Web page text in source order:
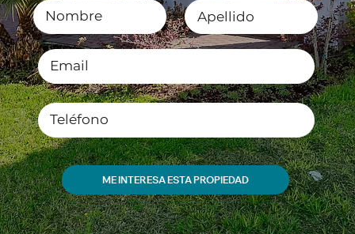
ME INTERESA ESTA PROPIEDAD